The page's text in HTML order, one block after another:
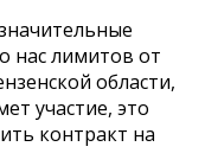
нас лимитов от
области,
участие, это
контракт на